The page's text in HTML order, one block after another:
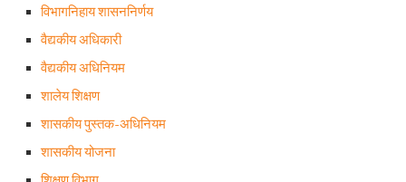
विभागनिहाय शासननिर्णय
वैद्यकीय अधिकारी
वैद्यकीय अधिनियम
शालेय शिक्षण
शासकीय पुस्तक-अधिनियम
शासकीय योजना